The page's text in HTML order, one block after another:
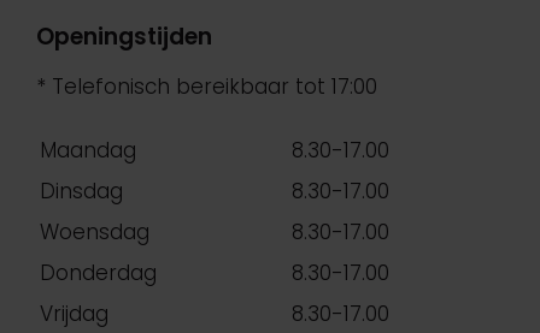
Openingstijden
* Telefonisch bereikbaar tot 17:00
Maandag
8.30-17.00
Dinsdag
8.30-17.00
Woensdag
8.30-17.00
Donderdag
8.30-17.00
Vrijdag
8.30-17.00